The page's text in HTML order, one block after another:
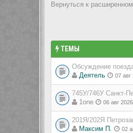
Вернуться к
ТЕМЫ
Обсуждение
Деятель
07 авг
745У/746У Санкт-
1one
06 авг
201Я/202Я
Максим П.
02